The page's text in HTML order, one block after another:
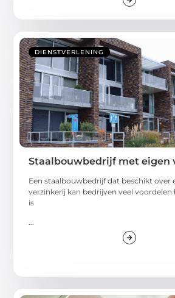
DIENSTVERLENING
Staalbouwbedrijf met eigen
Een staalbouwbedrijf dat beschikt over
verzinkerij kan bedrijven veel voordelen
is
...